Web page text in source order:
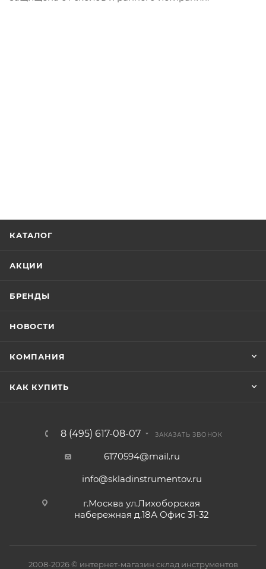
КАТАЛОГ
АКЦИИ
БРЕНДЫ
НОВОСТИ
КОМПАНИЯ
КАК КУПИТЬ
8 (495) 617-08-07 ЗАКАЗАТЬ ЗВОНОК
6170594@mail.ru
info@skladinstrumentov.ru
г.Москва ул.Лихоборская
набережная д.18А Офис 31-32
2008-2026 © интернет-магазин склад инструментов